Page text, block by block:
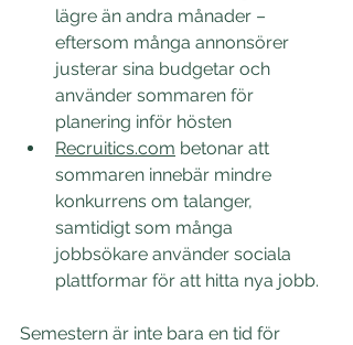
lägre än andra månader –
eftersom många annonsörer
justerar sina budgetar och
använder sommaren för
planering inför hösten
Recruitics.com betonar att
sommaren innebär mindre
konkurrens om talanger,
samtidigt som många
jobbsökare använder sociala
plattformar för att hitta nya jobb.
Semestern är inte bara en tid för